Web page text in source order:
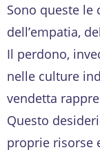
Sono queste
dell’empatia,
Il perdono,
nelle culture
vendetta
Questo
proprie risorse